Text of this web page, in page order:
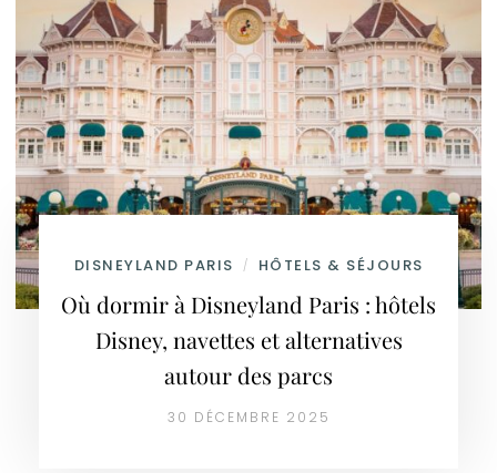
DISNEYLAND PARIS / HÔTELS & SÉJOURS
Où dormir à Disneyland Paris : hôtels
Disney, navettes et alternatives
autour des parcs
30 DÉCEMBRE 2025